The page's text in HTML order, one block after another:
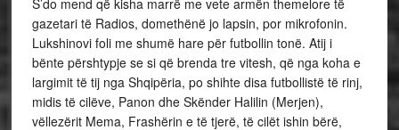
gazetari të Radios, domethënë jo lapsin, por mikrofonin.
Lukshinovi foli me shumë hare për futbollin tonë. Atij i
bënte përshtypje se si që brenda tre vitesh, që nga koha e
largimit të tij nga Shqipëria, po shihte disa futbollistë të rinj,
midis të cilëve, Panon dhe Skënder Halilin (Merjen),
vëllezërit Mema, Frashërin e të tjerë, të cilët ishin bërë,